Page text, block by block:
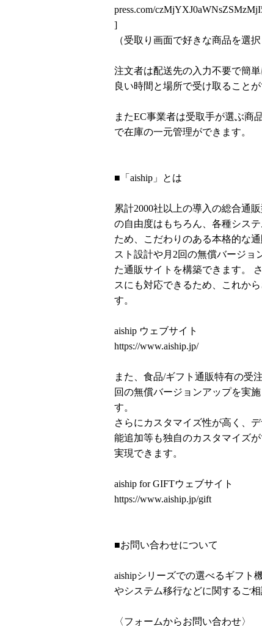
press.com/
]
（受取り画面で好きな商品を選
注文者は配送先の入力不要で簡
良い時間と場所で受け取ること
またEC事業者は受取手が選ぶ商
で在庫の一元管理ができます。
■「aiship」とは
累計2000社以上の導入の総合通
の自由度はもちろん、各種シス
ため、こだわりのある本格的な
スト設計や月2回の無償バージョ
た通販サイトを構築できます。
スにも対応できるため、これか
す。
aiship ウェブサイト
https://www.aiship.jp/
また、食品/ギフト通販特有の受
回の無償バージョンアップを実
す。
さらにカスタマイズ性が高く、
能追加等も独自のカスタマイズ
実現できます。
aiship for GIFTウェブサイト
https://www.aiship.jp/gift
■お問い合わせについて
aishipシリーズでの選べるギフト
やシステム移行などに関するご
〈フォームからお問い合わせ〉